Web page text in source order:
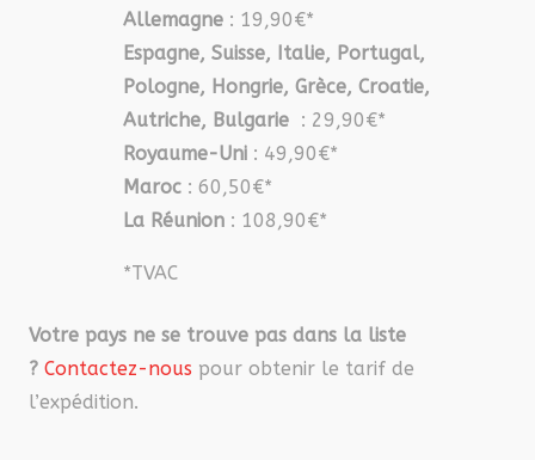
Allemagne : 19,90€*
Espagne, Suisse, Italie, Portugal,
Pologne, Hongrie, Grèce, Croatie,
Autriche, Bulgarie : 29,90€*
Royaume-Uni : 49,90€*
Maroc : 60,50€*
La Réunion : 108,90€*
*TVAC
Votre pays ne se trouve pas dans la liste
? Contactez-nous pour obtenir le tarif de
l’expédition.